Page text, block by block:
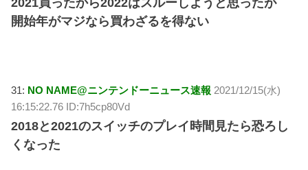
開始年がマジなら買わざるを得ない
31: NO NAME@ニンテンドーニュース速報 2021/12/15(水)
16:15:22.76 ID:7h5cp80Vd
2018と2021のスイッチのプレイ時間見たら恐ろし
くなった